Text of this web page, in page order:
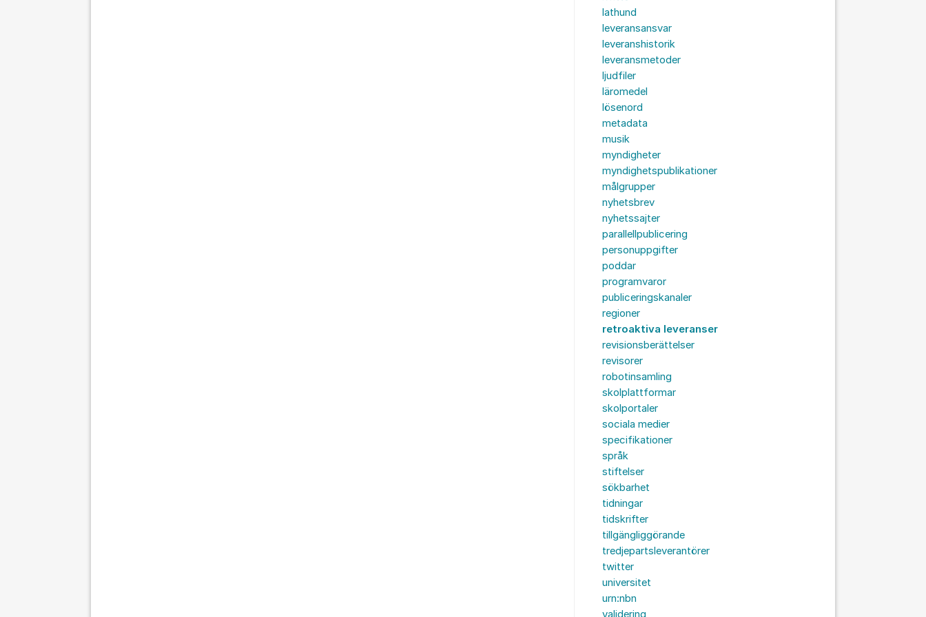
lathund
leveransansvar
leveranshistorik
leveransmetoder
ljudfiler
läromedel
lösenord
metadata
musik
myndigheter
myndighetspublikationer
målgrupper
nyhetsbrev
nyhetssajter
parallellpublicering
personuppgifter
poddar
programvaror
publiceringskanaler
regioner
retroaktiva leveranser
revisionsberättelser
revisorer
robotinsamling
skolplattformar
skolportaler
sociala medier
specifikationer
språk
stiftelser
sökbarhet
tidningar
tidskrifter
tillgängliggörande
tredjepartsleverantörer
twitter
universitet
urn:nbn
validering